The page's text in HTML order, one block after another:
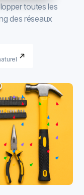
toutes les
des réseaux